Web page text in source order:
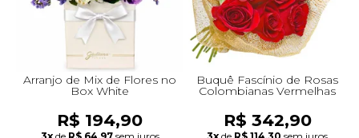
Arranjo de Mix de Flores no
Box White
R$ 194,90
Buquê Fascínio de Rosas
Colombianas Vermelhas
R$ 342,90